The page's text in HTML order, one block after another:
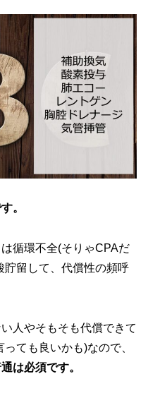
。
循環不全(そりゃCPAだ
貯留して、代償性の頻呼
人やそもそも代償できて
ても良いかも)なので、
は必須です。